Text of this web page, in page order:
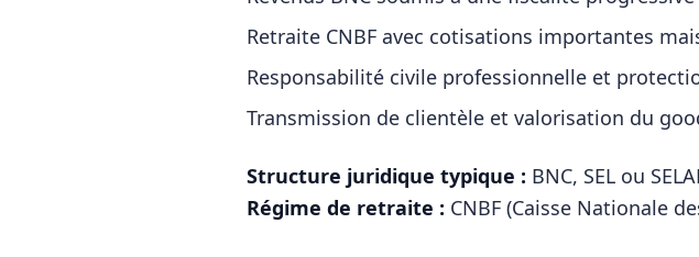
Retraite CNBF avec cotisations importantes
Responsabilité civile professionnelle et
Transmission de clientèle et valorisation du
Structure juridique typique : BNC, SEL ou
Régime de retraite : CNBF (Caisse Nationale